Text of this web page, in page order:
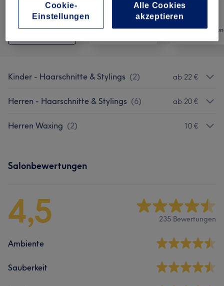
Alle Friseur
Kinder - Haarschnitte & Stylings (2) ab 22 €
Herren - Haarschnitte & Stylings (6) ab 20 €
Herren Waxing (2) 10 €
Salonbewertungen
4,5 235 Bewertungen
Ambiente
Sauberkeit
Cookie-
Einstellungen
Alle Cookies
akzeptieren